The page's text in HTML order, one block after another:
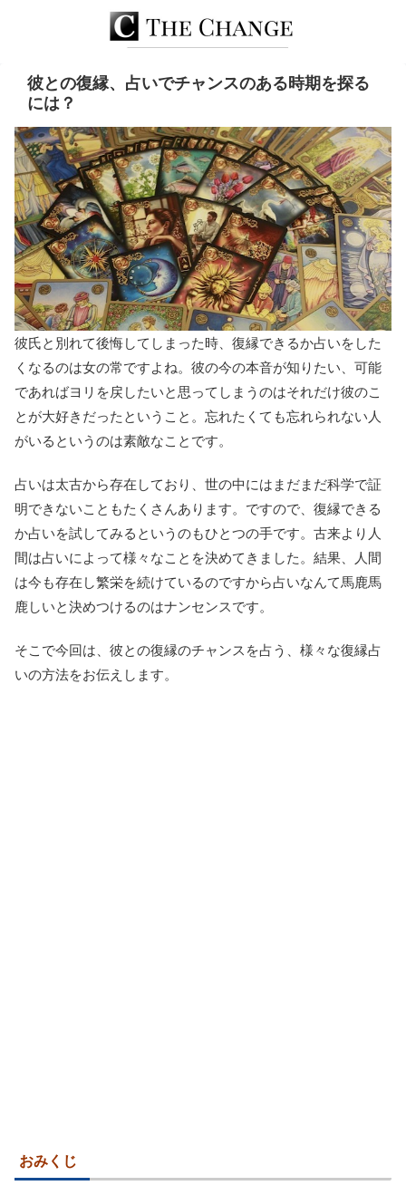
彼との復縁、占いでチャンスのある時期を探る
には？
彼氏と別れて後悔してしまった時、復縁できるか占いをした
くなるのは女の常ですよね。彼の今の本音が知りたい、可能
であればヨリを戻したいと思ってしまうのはそれだけ彼のこ
とが大好きだったということ。忘れたくても忘れられない人
がいるというのは素敵なことです。
占いは太古から存在しており、世の中にはまだまだ科学で証
明できないこともたくさんあります。ですので、復縁できる
か占いを試してみるというのもひとつの手です。古来より人
間は占いによって様々なことを決めてきました。結果、人間
は今も存在し繁栄を続けているのですから占いなんて馬鹿馬
鹿しいと決めつけるのはナンセンスです。
そこで今回は、彼との復縁のチャンスを占う、様々な復縁占
いの方法をお伝えします。
おみくじ